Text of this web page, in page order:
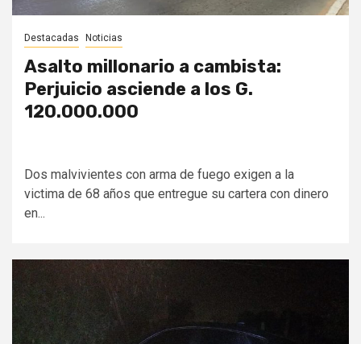
Destacadas Noticias
Asalto millonario a cambista:
Perjuicio asciende a los G.
120.000.000
Dos malvivientes con arma de fuego exigen a la
victima de 68 años que entregue su cartera con dinero
en...